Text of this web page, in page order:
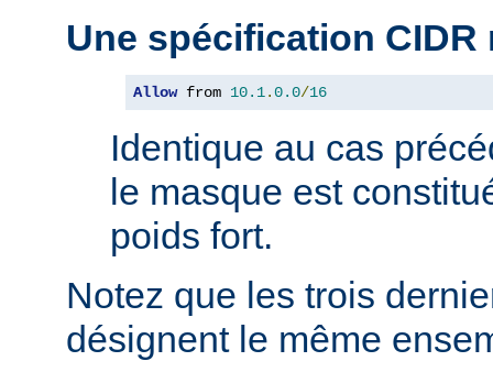
Une spécification CIDR
Allow from 10.1.0.0/16
Identique au cas
le masque est
poids fort.
Notez que les trois
désignent le même